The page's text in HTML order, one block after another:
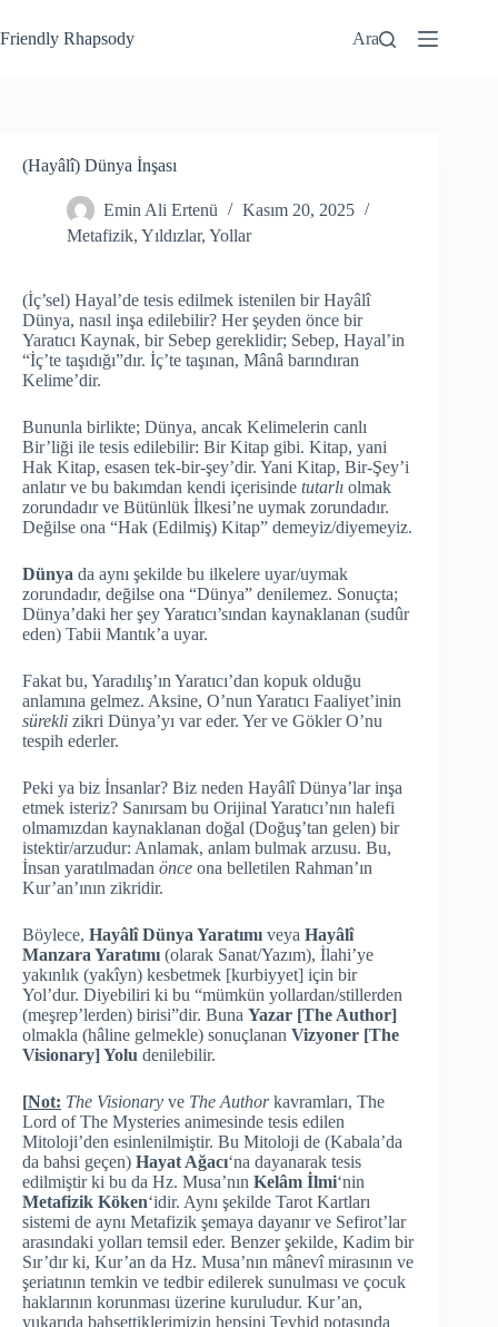
Friendly Rhapsody Ara
(Hayâlî) Dünya İnşası
Emin Ali Ertenü
Kasım 20, 2025
Metafizik, Yıldızlar, Yollar
(İç’sel) Hayal’de tesis edilmek istenilen bir Hayâlî
Dünya, nasıl inşa edilebilir? Her şeyden önce bir
Yaratıcı Kaynak, bir Sebep gereklidir; Sebep, Hayal’in
“İç’te taşıdığı”dır. İç’te taşınan, Mânâ barındıran
Kelime’dir.
Bununla birlikte; Dünya, ancak Kelimelerin canlı
Bir’liği ile tesis edilebilir: Bir Kitap gibi. Kitap, yani
Hak Kitap, esasen tek-bir-şey’dir. Yani Kitap, Bir-Şey’i
anlatır ve bu bakımdan kendi içerisinde tutarlı olmak
zorundadır ve Bütünlük İlkesi’ne uymak zorundadır.
Değilse ona “Hak (Edilmiş) Kitap” demeyiz/diyemeyiz.
Dünya da aynı şekilde bu ilkelere uyar/uymak
zorundadır, değilse ona “Dünya” denilemez. Sonuçta;
Dünya’daki her şey Yaratıcı’sından kaynaklanan (sudûr
eden) Tabii Mantık’a uyar.
Fakat bu, Yaradılış’ın Yaratıcı’dan kopuk olduğu
anlamına gelmez. Aksine, O’nun Yaratıcı Faaliyet’inin
sürekli zikri Dünya’yı var eder. Yer ve Gökler O’nu
tespih ederler.
Peki ya biz İnsanlar? Biz neden Hayâlî Dünya’lar inşa
etmek isteriz? Sanırsam bu Orijinal Yaratıcı’nın halefi
olmamızdan kaynaklanan doğal (Doğuş’tan gelen) bir
istektir/arzudur: Anlamak, anlam bulmak arzusu. Bu,
İnsan yaratılmadan önce ona belletilen Rahman’ın
Kur’an’ının zikridir.
Böylece, Hayâlî Dünya Yaratımı veya Hayâlî
Manzara Yaratımı (olarak Sanat/Yazım), İlahi’ye
yakınlık (yakîyn) kesbetmek [kurbiyyet] için bir
Yol’dur. Diyebiliri ki bu “mümkün yollardan/stillerden
(meşrep’lerden) birisi”dir. Buna Yazar [The Author]
olmakla (hâline gelmekle) sonuçlanan Vizyoner [The
Visionary] Yolu denilebilir.
[Not: The Visionary ve The Authorkavramları, The
Lord of The Mysteries animesinde tesis edilen
Mitoloji’den esinlenilmiştir. Bu Mitoloji de (Kabala’da
da bahsi geçen) Hayat Ağacı‘na dayanarak tesis
edilmiştir ki bu da Hz. Musa’nın Kelâm İlmi‘nin
Metafizik Köken‘idir. Aynı şekilde Tarot Kartları
sistemi de aynı Metafizik şemaya dayanır ve Sefirot’lar
arasındaki yolları temsil eder. Benzer şekilde, Kadim bir
Sır’dır ki, Kur’an da Hz. Musa’nın mânevî mirasının ve
şeriatının temkin ve tedbir edilerek sunulması ve çocuk
haklarının korunması üzerine kuruludur. Kur’an,
yukarıda bahsettiklerimizin hepsini Tevhid potasında